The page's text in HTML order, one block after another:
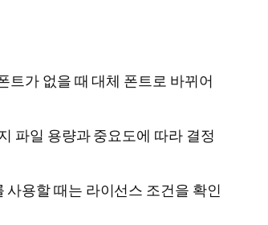
트가 없을 때 대체 폰트로 바뀌어
파일 용량과 중요도에 따라 결정
용할 때는 라이선스 조건을 확인